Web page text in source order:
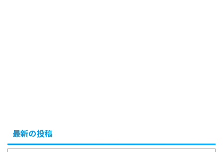
最新の投稿